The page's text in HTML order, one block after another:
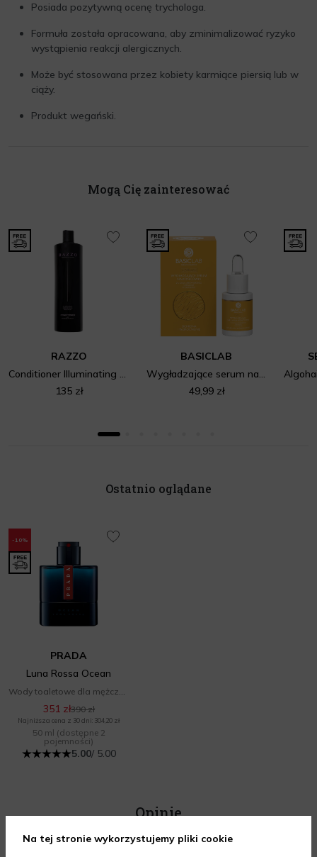
Posiada pozytywną ocenę trychologa.
Formuła została opracowana, aby zminimalizować ryzyko
wystąpienia reakcji alergicznych.
Może być stosowana przez kobiety karmiące piersią lub w
ciąży.
Produkt wegański.
Mogą Cię zainteresować
RAZZO
Conditioner Illuminating & Nourishing Treatment
135 zł
BASICLAB
Wygładzające serum na końcówki
49,99 zł
Ostatnio oglądane
-10%
PRADA
Luna Rossa Ocean
351 zł390 zł
Najniższa cena z 30 dni: 304,20 zł
50 ml (dostępne 2
pojemności)
5.00/ 5.00
Opinie
Na tej stronie wykorzystujemy pliki cookie